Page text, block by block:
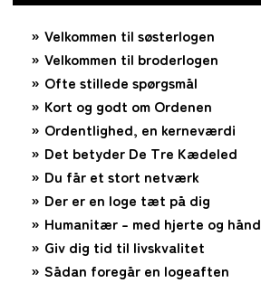
Velkommen til søsterlogen
Velkommen til broderlogen
Ofte stillede spørgsmål
Kort og godt om Ordenen
Ordentlighed, en kerneværdi
Det betyder De Tre Kædeled
Du får et stort netværk
Der er en loge tæt på dig
Humanitær – med hjerte og hånd
Giv dig tid til livskvalitet
Sådan foregår en logeaften